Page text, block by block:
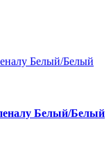
Белый/Белый